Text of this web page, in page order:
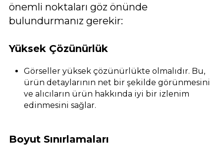
önemli noktaları göz önünde
bulundurmanız gerekir:
Yüksek Çözünürlük
Görseller yüksek çözünürlükte olmalıdır. Bu,
ürün detaylarının net bir şekilde görünmesini
ve alıcıların ürün hakkında iyi bir izlenim
edinmesini sağlar.
Boyut Sınırlamaları